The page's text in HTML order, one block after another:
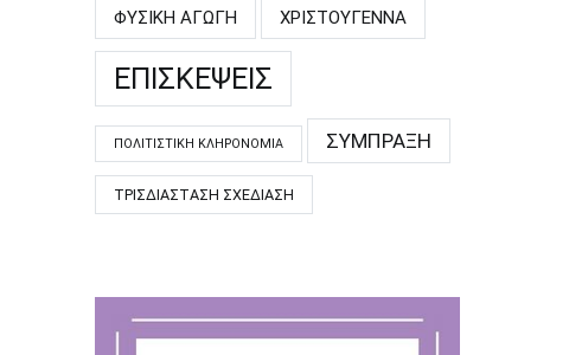
ΦΥΣΙΚΉ ΑΓΩΓΉ ΧΡΙΣΤΟΎΓΕΝΝΑ
ΕΠΙΣΚΈΨΕΙΣ
ΠΟΛΙΤΙΣΤΙΚΉ ΚΛΗΡΟΝΟΜΙΆ ΣΎΜΠΡΑΞΗ
ΤΡΙΣΔΙΆΣΤΑΣΗ ΣΧΕΔΊΑΣΗ